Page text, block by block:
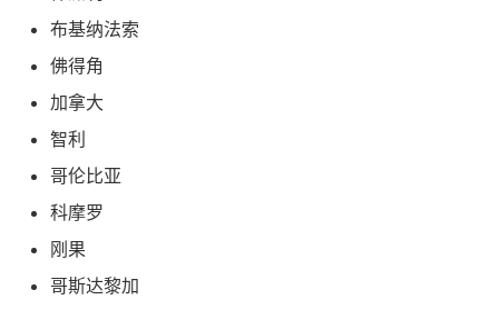
布基纳法索
佛得角
加拿大
智利
哥伦比亚
科摩罗
刚果
哥斯达黎加